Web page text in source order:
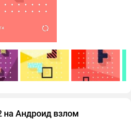
на Андроид взлом